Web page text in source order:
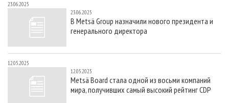
23.06.2025
23.06.2025
В Metsä Group назначили нового президента и
генерального директора
12.05.2025
12.05.2025
Metsä Board стала одной из восьми компаний
мира, получивших самый высокий рейтинг CDP